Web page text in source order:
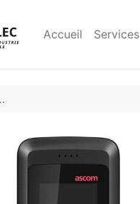
Accueil Services